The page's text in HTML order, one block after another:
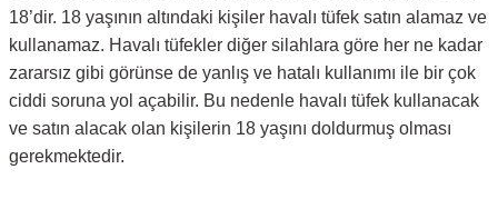
18’dir. 18 yaşının altındaki kişiler havalı tüfek satın alamaz ve
kullanamaz. Havalı tüfekler diğer silahlara göre her ne kadar
zararsız gibi görünse de yanlış ve hatalı kullanımı ile bir çok
ciddi soruna yol açabilir. Bu nedenle havalı tüfek kullanacak
ve satın alacak olan kişilerin 18 yaşını doldurmuş olması
gerekmektedir.